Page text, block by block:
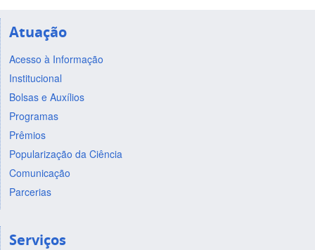
Atuação
Acesso à Informação
Institucional
Bolsas e Auxílios
Programas
Prêmios
Popularização da Ciência
Comunicação
Parcerias
Serviços